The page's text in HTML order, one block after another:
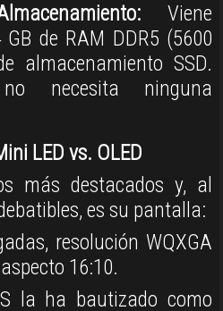
Viene
de RAM DDR5 (5600
almacenamiento SSD.
no necesita ninguna
LED vs. OLED
más destacados y, al
es su pantalla:
resolución WQXGA
16:10.
la ha bautizado como